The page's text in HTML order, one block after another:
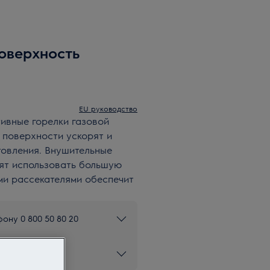
EU руководство
горелки газовой
ускорят и
Внушительные
использовать большую
рассекателями обеспечит
0 800 50 80 20